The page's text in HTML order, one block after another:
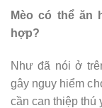
Mèo có thể ăn
hợp?
Như đã nói ở
gây nguy hiểm
cần can thiệp thú